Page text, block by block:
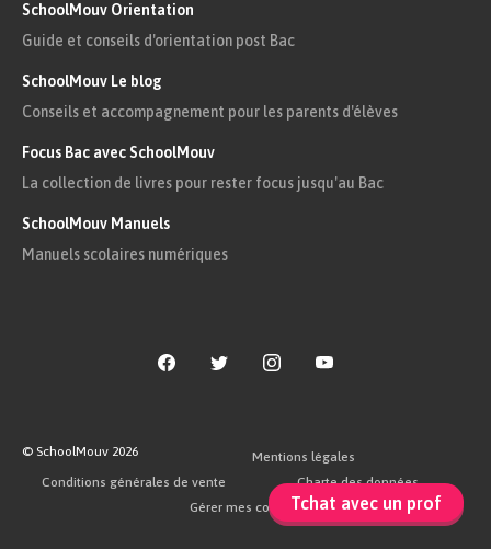
Tchat avec un prof
SchoolMouv Orientation
Guide et conseils d'orientation post Bac
SchoolMouv Le blog
Conseils et accompagnement pour les parents d'élèves
Focus Bac avec SchoolMouv
La collection de livres pour rester focus jusqu'au Bac
SchoolMouv Manuels
Manuels scolaires numériques
© SchoolMouv 2026
Mentions légales
Conditions générales de vente
Charte des données
Gérer mes cookies